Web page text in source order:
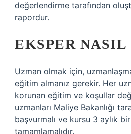
değerlendirme tarafından
rapordur.
EKSPER NASIL
Uzman olmak için,
eğitim almanız gerekir. Her
korunan eğitim ve koşullar
uzmanları Maliye Bakanlığı
başvurmalı ve kursu 3 aylık
tamamlamalıdır.